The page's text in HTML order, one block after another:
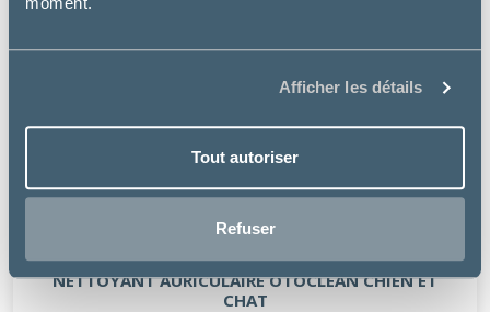
Afficher les détails
Tout autoriser
Refuser
Elanco
NETTOYANT AURICULAIRE OTOCLEAN CHIEN ET
CHAT